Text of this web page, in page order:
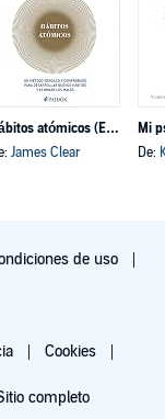
Hábitos atómicos (Español neutro)
James Clear
Mi
De:
de uso
Cookies
completo